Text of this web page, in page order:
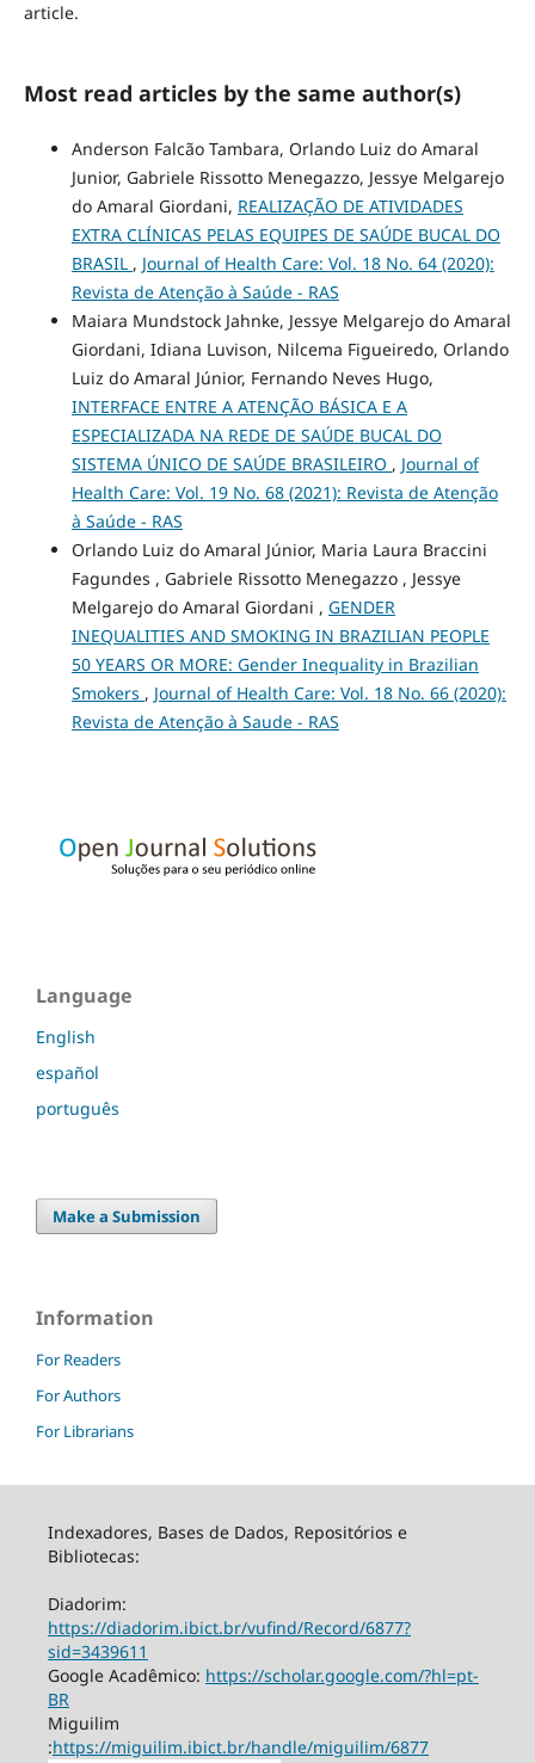
article.
Most read articles by the same author(s)
Anderson Falcão Tambara, Orlando Luiz do Amaral
Junior, Gabriele Rissotto Menegazzo, Jessye Melgarejo
do Amaral Giordani, REALIZAÇÃO DE ATIVIDADES
EXTRA CLÍNICAS PELAS EQUIPES DE SAÚDE BUCAL DO
BRASIL , Journal of Health Care: Vol. 18 No. 64 (2020):
Revista de Atenção à Saúde - RAS
Maiara Mundstock Jahnke, Jessye Melgarejo do Amaral
Giordani, Idiana Luvison, Nilcema Figueiredo, Orlando
Luiz do Amaral Júnior, Fernando Neves Hugo,
INTERFACE ENTRE A ATENÇÃO BÁSICA E A
ESPECIALIZADA NA REDE DE SAÚDE BUCAL DO
SISTEMA ÚNICO DE SAÚDE BRASILEIRO , Journal of
Health Care: Vol. 19 No. 68 (2021): Revista de Atenção
à Saúde - RAS
Orlando Luiz do Amaral Júnior, Maria Laura Braccini
Fagundes , Gabriele Rissotto Menegazzo , Jessye
Melgarejo do Amaral Giordani , GENDER
INEQUALITIES AND SMOKING IN BRAZILIAN PEOPLE
50 YEARS OR MORE: Gender Inequality in Brazilian
Smokers , Journal of Health Care: Vol. 18 No. 66 (2020):
Revista de Atenção à Saude - RAS
Language
English
español
português
Make a Submission
Information
For Readers
For Authors
For Librarians
Indexadores, Bases de Dados, Repositórios e
Bibliotecas:
Diadorim:
https://diadorim.ibict.br/vufind/Record/6877?
sid=3439611
Google Acadêmico: https://scholar.google.com/?hl=pt-
BR
Miguilim
:https://miguilim.ibict.br/handle/miguilim/6877